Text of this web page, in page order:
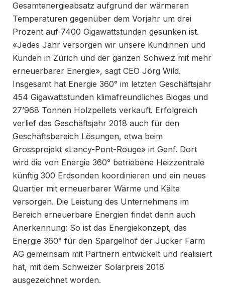
Gesamtenergieabsatz aufgrund der wärmeren
Temperaturen gegenüber dem Vorjahr um drei
Prozent auf 7400 Gigawattstunden gesunken ist.
«Jedes Jahr versorgen wir unsere Kundinnen und
Kunden in Zürich und der ganzen Schweiz mit mehr
erneuerbarer Energie», sagt CEO Jörg Wild.
Insgesamt hat Energie 360° im letzten Geschäftsjahr
454 Gigawattstunden klimafreundliches Biogas und
27’968 Tonnen Holzpellets verkauft. Erfolgreich
verlief das Geschäftsjahr 2018 auch für den
Geschäftsbereich Lösungen, etwa beim
Grossprojekt «Lancy-Pont-Rouge» in Genf. Dort
wird die von Energie 360° betriebene Heizzentrale
künftig 300 Erdsonden koordinieren und ein neues
Quartier mit erneuerbarer Wärme und Kälte
versorgen. Die Leistung des Unternehmens im
Bereich erneuerbare Energien findet denn auch
Anerkennung: So ist das Energiekonzept, das
Energie 360° für den Spargelhof der Jucker Farm
AG gemeinsam mit Partnern entwickelt und realisiert
hat, mit dem Schweizer Solarpreis 2018
ausgezeichnet worden.